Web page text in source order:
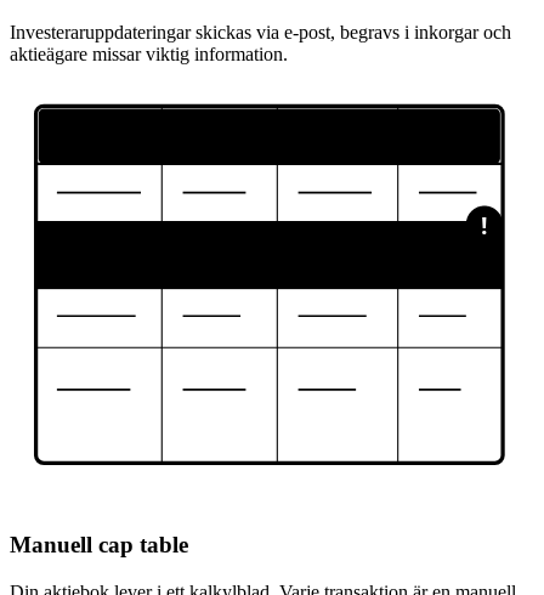
Investeraruppdateringar skickas via e-post, begravs i inkorgar och
aktieägare missar viktig information.
!
Manuell cap table